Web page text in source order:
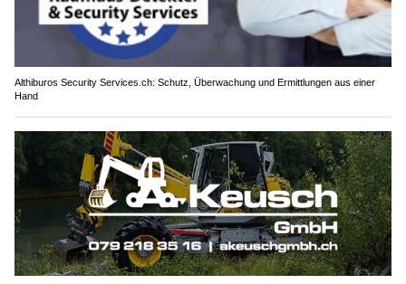
Althiburos Security Services.ch: Schutz, Überwachung und Ermittlungen aus einer
Hand